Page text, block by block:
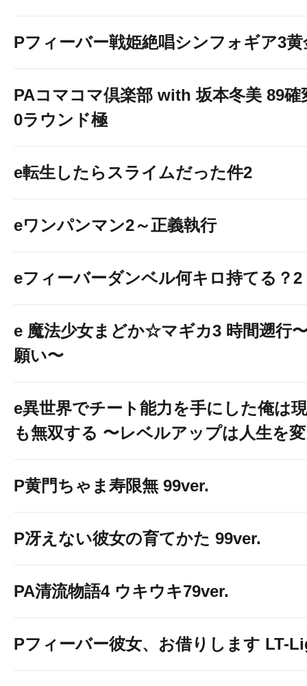
Pフィーバー戦姫絶唱シンフォギア3黄
PAコマコマ倶楽部 with 坂本冬美 89確
0ラウンド極
e転生したらスライムだった件2
eワンパンマン2～正義執行
eフィーバーダンベル何キロ持てる？2
e 魔法少女まどか☆マギカ3 時間遡行
願い〜
e異世界でチート能力を手にした俺は
も無双する 〜レベルアップは人生を
P黄門ちゃま寿限無 99ver.
P冴えない彼女の育てかた 99ver.
PA清流物語4 ウキウキ79ver.
Pフィーバー彼女、お借りします LT-